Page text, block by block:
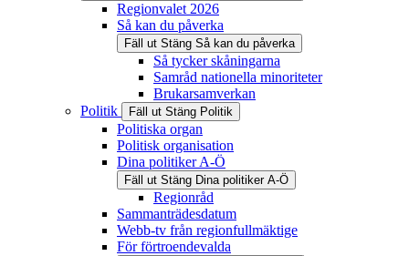
Regionvalet 2026
Så kan du påverka
Fäll ut Stäng Så kan du påverka
Så tycker skåningarna
Samråd nationella minoriteter
Brukarsamverkan
Politik
Fäll ut Stäng Politik
Politiska organ
Politisk organisation
Dina politiker A-Ö
Fäll ut Stäng Dina politiker A-Ö
Regionråd
Sammanträdesdatum
Webb-tv från regionfullmäktige
För förtroendevalda